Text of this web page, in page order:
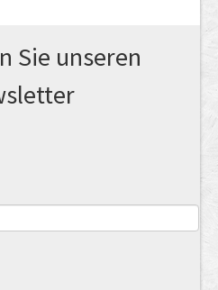
Sie unseren